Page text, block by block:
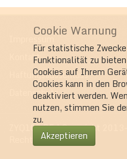
Cookie Warnung
Für statistische
Funktionalität zu
Cookies auf Ihrem
Cookies kann in den
deaktiviert werden.
nutzen, stimmen Sie
zu.
Akzeptieren
Impressum
Kontakt
Haftungsausschluss
Datenschutz
ZYQ108.DE| Copyright 2013-
Rechte vorbehalten.